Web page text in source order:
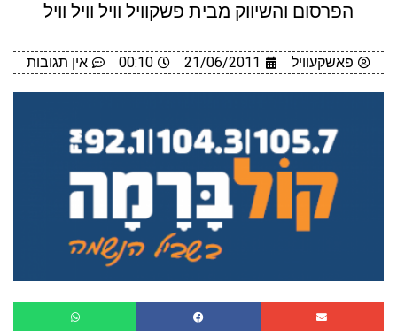
הפרסום והשיווק מבית פשקוויל וויל וויל וויל
פאשקעוויל 21/06/2011
00:10 אין תגובות